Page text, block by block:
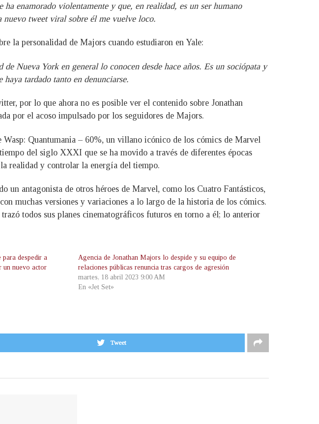
enamorado violentamente y que, en realidad, es un ser humano
tweet viral sobre él me vuelve loco.
la personalidad de Majors cuando estudiaron en Yale:
Nueva York en general lo conocen desde hace años. Es un sociópata y
tardado tanto en denunciarse.
por lo que ahora no es posible ver el contenido sobre Jonathan
por el acoso impulsado por los seguidores de Majors.
Quantumania – 60%, un villano icónico de los cómics de Marvel
del siglo XXXI que se ha movido a través de diferentes épocas
realidad y controlar la energía del tiempo.
un antagonista de otros héroes de Marvel, como los Cuatro Fantásticos,
muchas versiones y variaciones a lo largo de la historia de los cómics.
todos sus planes cinematográficos futuros en torno a él; lo anterior
despedir a
un nuevo actor
Agencia de Jonathan Majors lo despide y su equipo de
relaciones públicas renuncia tras cargos de agresión
martes, 18 abril 2023 9:00 AM
En «Jet Set»
Tweet